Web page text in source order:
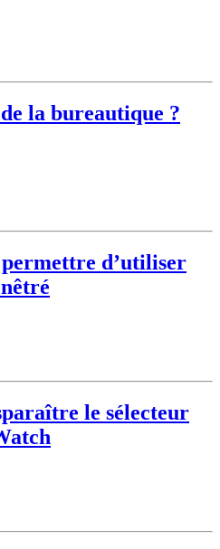
la bureautique ?
d’utiliser
le sélecteur